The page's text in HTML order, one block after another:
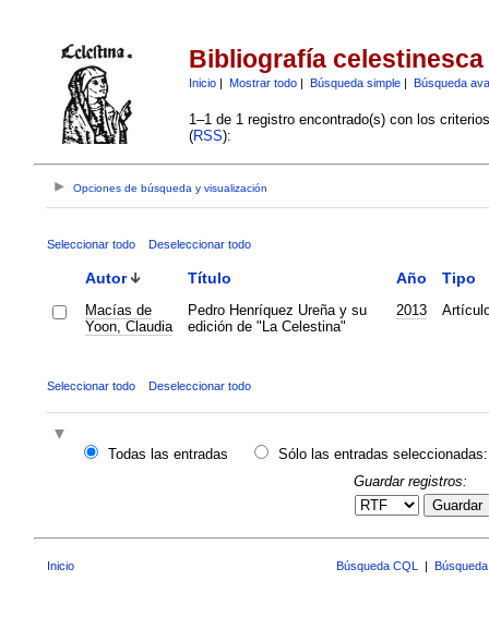
Bibliografía celestinesca
Inicio| Mostrar todo| Búsqueda simple| Búsqueda
1–1 de 1 registro encontrado(s) con los
(RSS):
Opciones de búsqueda y visualización
Seleccionar todo Deseleccionar todo
Autor Título Año Tipo
Macías de
Yoon, Claudia
Pedro Henríquez Ureña y su
edición de "La Celestina"
2013
Seleccionar todo Deseleccionar todo
Todas las entradas
Sólo las entradas seleccionadas:
Guardar registros:
Guardar
Inicio Búsqueda CQL